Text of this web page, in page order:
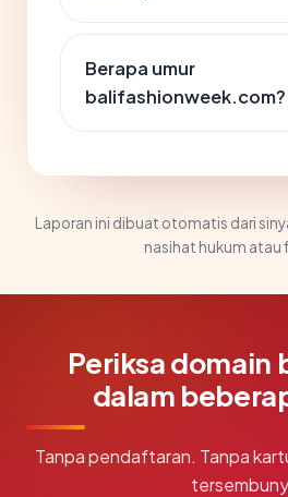
Berapa umur
balifashionweek.com?
Laporan ini dibuat otomatis dari
nasihat hukum atau
Periksa domain
dalam
Tanpa pendaftaran. Tanpa